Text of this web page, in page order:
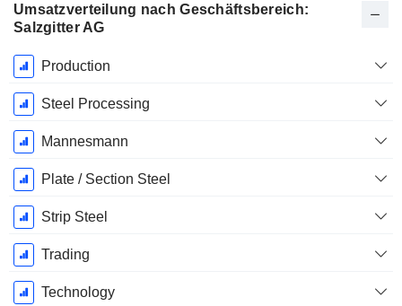
Umsatzverteilung nach Geschäftsbereich:
Salzgitter AG
Ende d.
Geschäftsjahres:
Dezember
Production
Steel Processing
Mannesmann
Plate / Section Steel
Strip Steel
Trading
Technology